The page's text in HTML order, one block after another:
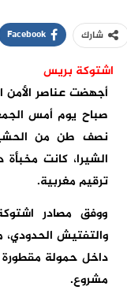
شارك Facebook
اشتوكة بريس
أجهضت عناصر الأمن
الشيرا، كانت
ترقيم مغربية.
ووفق مصادر
والتفتيش الحدودي،
داخل حمولة مقطورة
مشروع.